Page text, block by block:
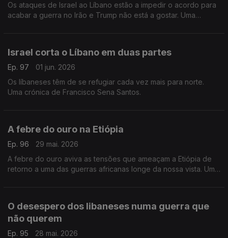
Os ataques de Israel ao Líbano estão a impedir o acordo para
acabar a guerra no Irão e Trump não está a gostar. Uma
Israel corta o Líbano em duas partes
Ep. 97
01 jun. 2026
Os líbaneses têm de se refugiar cada vez mais para norte.
Uma crónica de Francisco Sena Santos.
A febre do ouro na Etiópia
Ep. 96
29 mai. 2026
A febre do ouro aviva as tensões que ameaçam a Etiópia de
retorno a uma das guerras africanas longe da nossa vista. Uma
O desespero dos libaneses numa guerra que
não querem
Ep. 95
28 mai. 2026